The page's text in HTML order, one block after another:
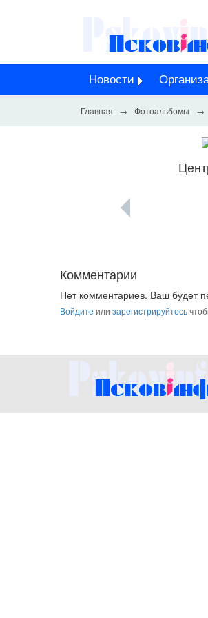
Новости
Фотоальбомы
Комментарии
Нет комментариев. Ваш будет
Войдите или зарегистрируйтесь